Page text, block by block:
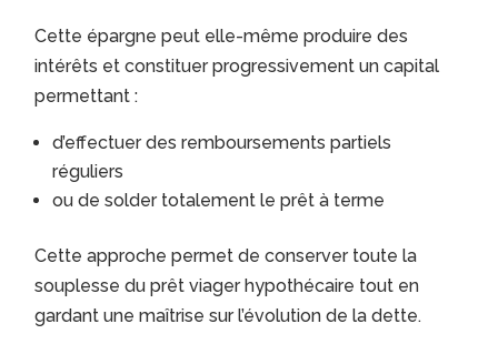
Cette épargne peut elle-même produire des
intérêts et constituer progressivement un capital
permettant :
d’effectuer des remboursements partiels
réguliers
ou de solder totalement le prêt à terme
Cette approche permet de conserver toute la
souplesse du prêt viager hypothécaire tout en
gardant une maîtrise sur l’évolution de la dette.